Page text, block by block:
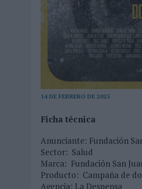
14 DE FEBRERO DE 2025
Ficha técnica
Anunciante: Fundación
Sector: Salud
Marca: Fundación San
Producto: Campaña de
Agencia: La Despensa